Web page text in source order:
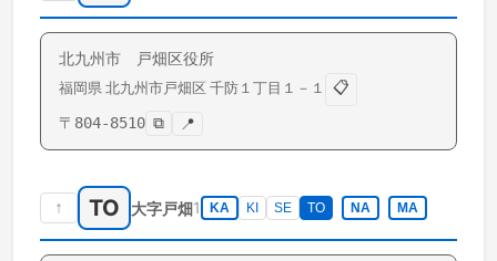
北九州市 戸畑区役所
福岡県 北九州市戸畑区 千防 １丁目１－１
📋
〒 804-8510 ⧉ 📍
↑ TO 大字戸畑1 KA KI SE TO NA MA